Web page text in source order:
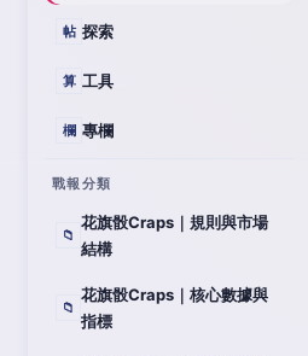
帖 探索
算 工具
欄 專欄
戰報分類
📁
花旗骰Craps｜規則與市場
結構
📁
花旗骰Craps｜核心數據與
指標